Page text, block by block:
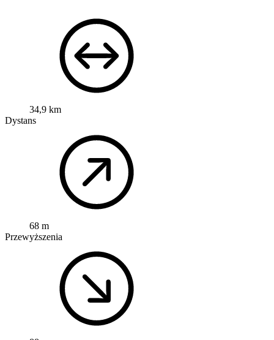
34,9 km
Dystans
68 m
Przewyższenia